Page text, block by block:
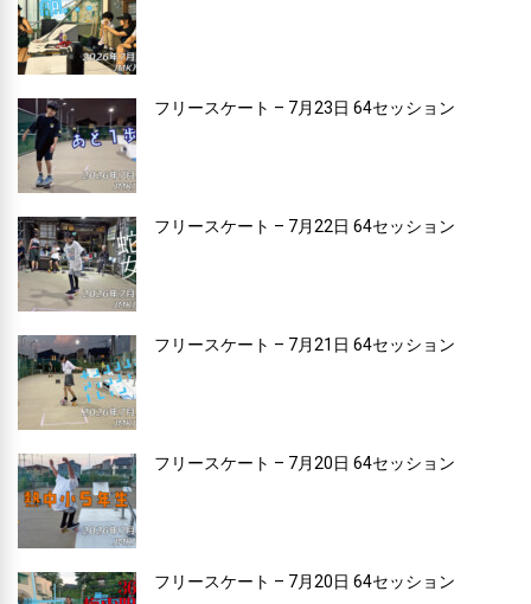
フリースケート – 7月23日 64セッション
フリースケート – 7月22日 64セッション
フリースケート – 7月21日 64セッション
フリースケート – 7月20日 64セッション
フリースケート – 7月20日 64セッション